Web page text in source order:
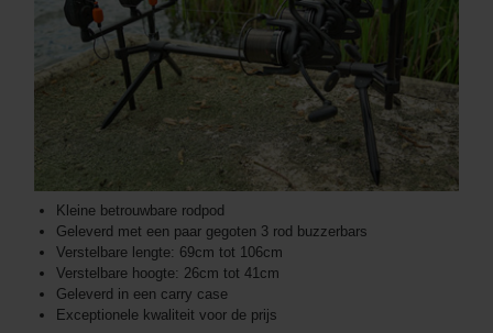
Kleine betrouwbare rodpod
Geleverd met een paar gegoten 3 rod buzzerbars
Verstelbare lengte: 69cm tot 106cm
Verstelbare hoogte: 26cm tot 41cm
Geleverd in een carry case
Exceptionele kwaliteit voor de prijs